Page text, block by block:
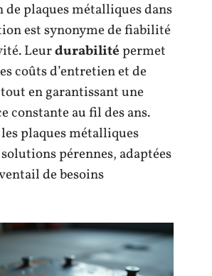
de plaques métalliques dans
est synonyme de fiabilité
Leurdurabilitépermet
coûts d’entretien et de
en garantissant une
constante au fil des ans.
plaques métalliques
pérennes, adaptées
de besoins